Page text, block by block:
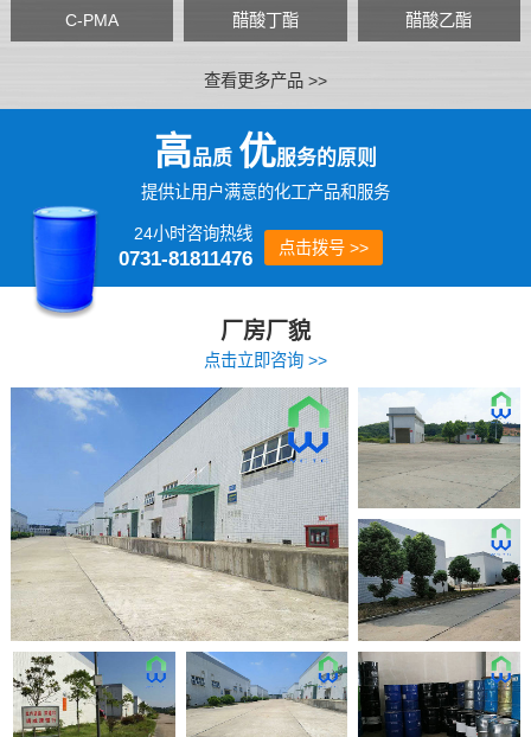
C-PMA 醋酸丁酯 醋酸乙酯
查看更多产品 >>
高品质 优服务的原则
提供让用户满意的化工产品和服务
24小时咨询热线
0731-81811476 点击拨号 >>
厂房厂貌
点击立即咨询 >>